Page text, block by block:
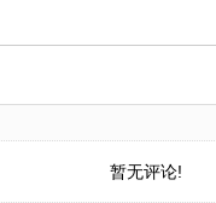
暂无评论!